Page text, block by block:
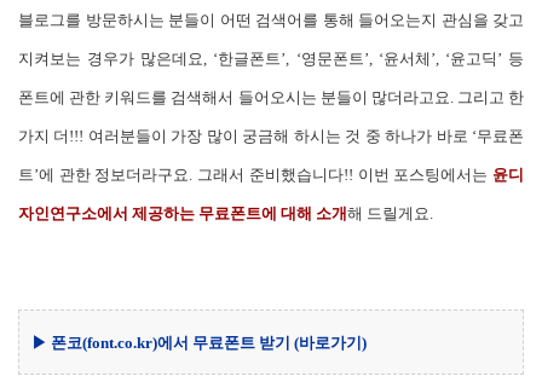
블로그를 방문하시는 분들이 어떤 검색어를 통해 들어오는지 관심을 갖고
지켜보는 경우가 많은데요, ‘한글폰트’, ‘영문폰트’, ‘윤서체’, ‘윤고딕’ 등
폰트에 관한 키워드를 검색해서 들어오시는 분들이 많더라고요. 그리고 한
가지 더!!! 여러분들이 가장 많이 궁금해 하시는 것 중 하나가 바로 ‘무료폰
트’에 관한 정보더라구요. 그래서 준비했습니다!! 이번 포스팅에서는 윤디
자인연구소에서 제공하는 무료폰트에 대해 소개해 드릴게요.
▶ 폰코(font.co.kr)에서 무료폰트 받기 (바로가기)